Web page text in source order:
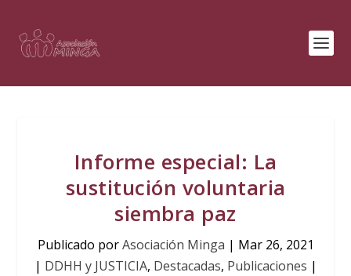
Informe especial: La
sustitución voluntaria
siembra paz
Publicado porAsociación Minga | Mar 26, 2021
| DDHH y JUSTICIA, Destacadas, Publicaciones |